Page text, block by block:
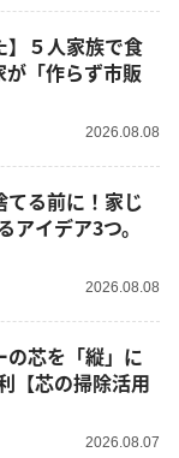
「作らず市販
2026.08.08
アイデア3つ。
2026.08.08
【芯の掃除活用
2026.08.07